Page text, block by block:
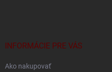
INFORMÁCIE PRE VÁS
Ako nakupovať